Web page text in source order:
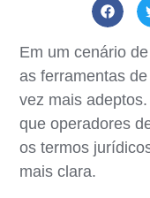
Em um cenário
as ferramentas
vez mais
que operadores
os termos
mais clara.